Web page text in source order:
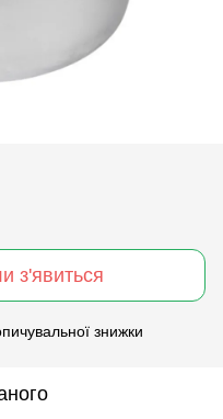
з'явиться
знижки